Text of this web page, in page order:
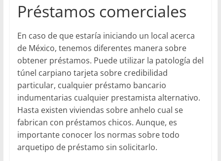
Préstamos comerciales
En caso de que estaría iniciando un local acerca
de México, tenemos diferentes manera sobre
obtener préstamos. Puede utilizar la patologí­a del
túnel carpiano tarjeta sobre credibilidad
particular, cualquier préstamo bancario
indumentarias cualquier prestamista alternativo.
Hasta existen viviendas sobre anhelo cual se
fabrican con préstamos chicos. Aunque, es
importante conocer los normas sobre todo
arquetipo de préstamo sin solicitarlo.